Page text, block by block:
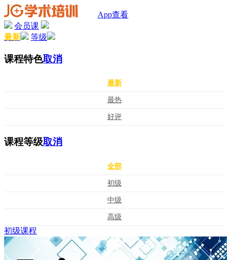
App查看
会员课
最新
等级
课程特色取消
最新
最热
好评
课程等级取消
全部
初级
中级
高级
初级课程